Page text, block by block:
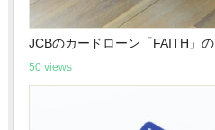
JCBのカードローン「FAITH」
50 views